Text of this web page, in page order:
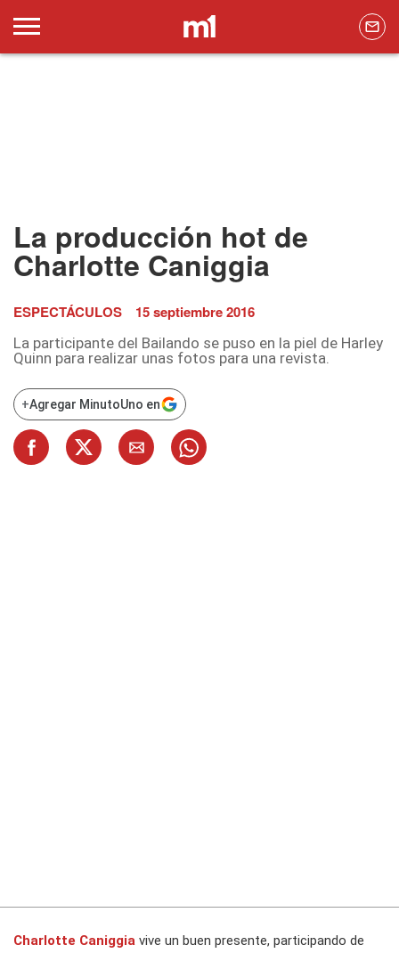
La producción hot de
Charlotte Caniggia
ESPECTÁCULOS 15 septiembre 2016
La participante del Bailando se puso en la piel de Harley
Quinn para realizar unas fotos para una revista.
+Agregar MinutoUno en
Charlotte Caniggia vive un buen presente, participando de